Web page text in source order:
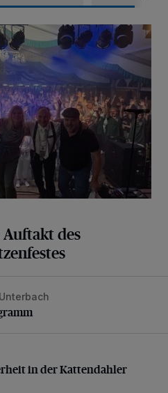
des Unterbacher
des
in der Kattendahler Straße
in der Kattendahler